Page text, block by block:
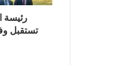
رئيسة
تستقبل